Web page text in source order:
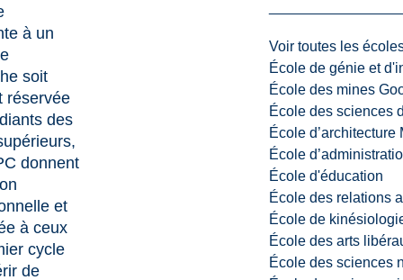
Voir toutes les
École de génie et
École des mines
École des sciences
École d’architecture
École
École d'éducation
École des relations
École de
École des arts
École des sciences
à un
soit
réservée
des
donnent
et
à ceux
cycle
de